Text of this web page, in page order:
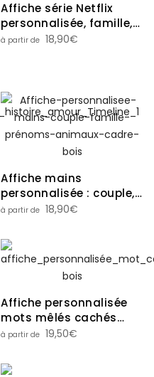
Affiche série Netflix
personnalisée, famille,
amis, couples,
18,90€
Affiche mains
personnalisée : couple,
famille, parents solo,
18,90€
Affiche personnalisée
mots mêlés cachés
(prénoms, famille,
au choix
19,50€